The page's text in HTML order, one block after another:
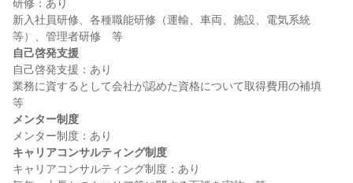
研修：あり
新入社員研修、各種職能研修（運輸、車両、施設、電気系統
自己啓発支援
自己啓発支援：あり
業務に資するとして会社が認めた資格について取得費用の補填
メンター制度
キャリアコンサルティング制度
キャリアコンサルティング制度：あり